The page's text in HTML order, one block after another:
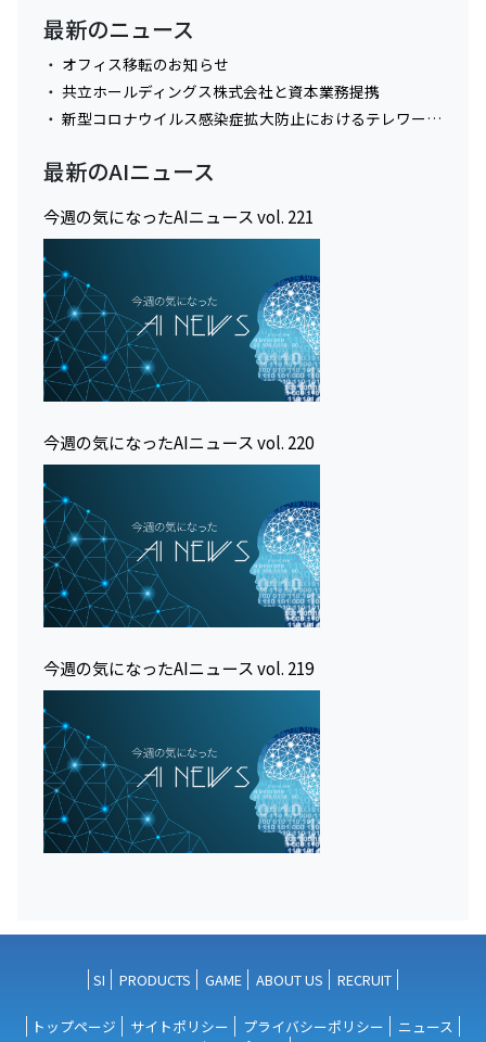
最新のニュース
オフィス移転のお知らせ
共立ホールディングス株式会社と資本業務提携
新型コロナウイルス感染症拡大防止におけるテレワーク実施に関してのお知らせ
最新のAIニュース
今週の気になったAIニュース vol. 221
今週の気になったAIニュース vol. 220
今週の気になったAIニュース vol. 219
SI PRODUCTS GAME ABOUT US RECRUIT
トップページ サイトポリシー プライバシーポリシー
ニュース